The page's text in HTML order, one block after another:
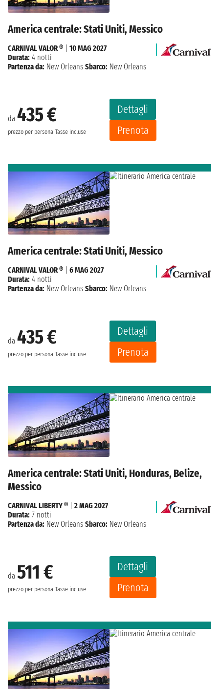
America centrale: Stati Uniti, Messico
da 435 €
prezzo per persona Tasse incluse
Dettagli
Prenota
CARNIVAL VALOR ®
10 MAG 2027
Durata: 4 notti
Partenza da: New Orleans Sbarco: New Orleans
America centrale: Stati Uniti, Messico
da 435 €
prezzo per persona Tasse incluse
Dettagli
Prenota
CARNIVAL VALOR ®
6 MAG 2027
Durata: 4 notti
Partenza da: New Orleans Sbarco: New Orleans
America centrale: Stati Uniti, Honduras, Belize,
Messico
da 511 €
prezzo per persona Tasse incluse
Dettagli
Prenota
CARNIVAL LIBERTY ®
2 MAG 2027
Durata: 7 notti
Partenza da: New Orleans Sbarco: New Orleans